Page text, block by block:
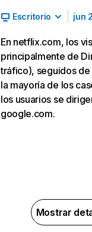
Escritorio jun
En netflix.com, los
principalmente de
tráfico), seguidos de
la mayoría de los
los usuarios se
google.com.
Mostrar